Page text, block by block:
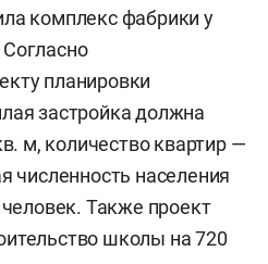
комплекс фабрики у
Согласно
планировки
застройка должна
м, количество квартир —
численность населения
Также проект
школы на 720